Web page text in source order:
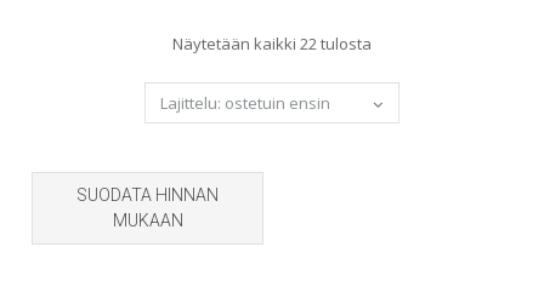
Näytetään kaikki 22 tulosta
by
popularity
SUODATA HINNAN
MUKAAN